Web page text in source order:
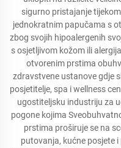
sigurno pristajanje
jednokratnim papučama s
zbog svojih hipoalergenih
s osjetljivom kožom ili
otvorenim prstima
zdravstvene ustanove gdje
posjetitelje, spa i wellness
ugostiteljsku industriju za
pogone kojima
prstima proširuje se na
putovanja, kućne posjete